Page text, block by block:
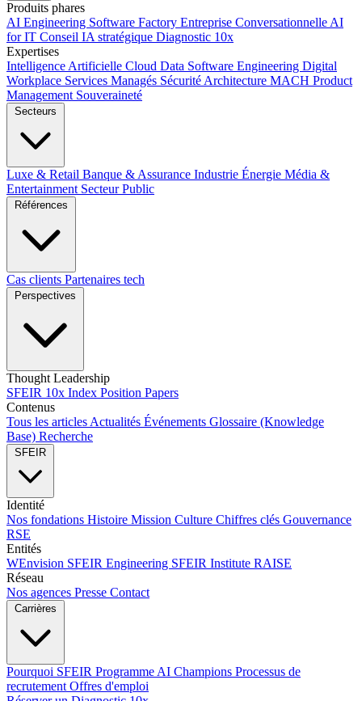
Produits phares
AI Engineering Software Factory Entreprise Conversationnelle AI
for IT Conseil IA stratégique Diagnostic 10x
Expertises
Intelligence Artificielle Cloud Data Software Engineering Digital
Workplace Services Managés Sécurité Architecture MACH Product
Management Souveraineté
Secteurs
Luxe & Retail Banque & Assurance Industrie Énergie Média &
Entertainment Secteur Public
Références
Cas clients Partenaires tech
Perspectives
Thought Leadership
SFEIR 10x Index Position Papers
Contenus
Tous les articles Actualités Événements Glossaire (Knowledge
Base) Recherche
SFEIR
Identité
Nos fondations Histoire Mission Culture Chiffres clés Gouvernance
RSE
Entités
WEnvision SFEIR Engineering SFEIR Institute RAISE
Réseau
Nos agences Presse Contact
Carrières
Pourquoi SFEIR Programme AI Champions Processus de
recrutement Offres d'emploi